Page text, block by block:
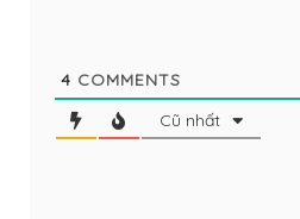
4 COMMENTS
Cũ nhất